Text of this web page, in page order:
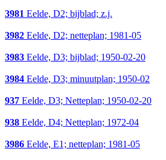
3981 Eelde, D2; bijblad; z.j.
3982 Eelde, D2; netteplan; 1981-05
3983 Eelde, D3; bijblad; 1950-02-20
3984 Eelde, D3; minuutplan; 1950-02
937 Eelde, D3; Netteplan; 1950-02-20
938 Eelde, D4; Netteplan; 1972-04
3986 Eelde, E1; netteplan; 1981-05